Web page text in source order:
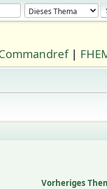
|
Vorheriges